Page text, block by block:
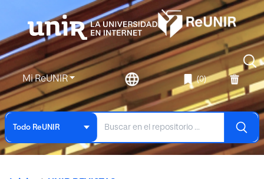
Mi ReUNIR (0)
Todo ReUNIR